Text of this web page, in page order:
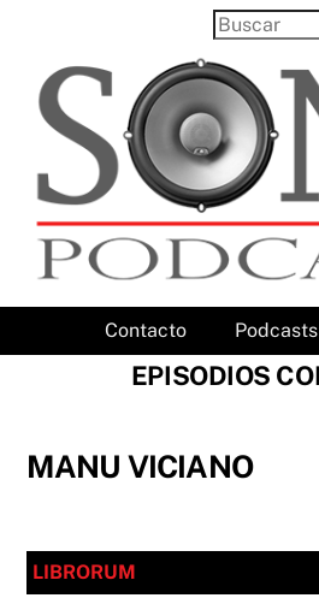
content
Contacto Podcasts
EPISODIOS
MANU VICIANO
LIBRORUM